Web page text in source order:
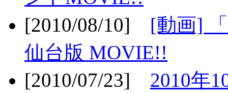
[2010/08/10] [動画]
仙台版 MOVIE!!
[2010/07/23] 2010年